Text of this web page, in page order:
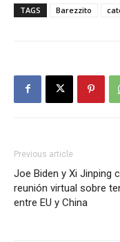
TAGS Barezzito
Previous article
Joe Biden y Xi Jinping
reunión virtual sobre
entre EU y China